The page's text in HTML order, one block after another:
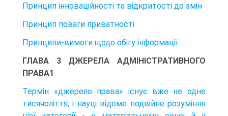
Принцип інноваційності та відкритості до змін
Принцип поваги приватності
Принципи-вимоги щодо обігу інформації
ГЛАВА 3 ДЖЕРЕЛА АДМІНІСТРАТИВНОГО
ПРАВА1
Термін «джерело права» існує вже не одне
тисячоліття, і науці відоме подвійне розуміння